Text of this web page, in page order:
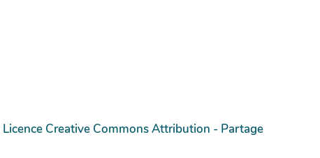
Licence Creative Commons Attribution - Partage